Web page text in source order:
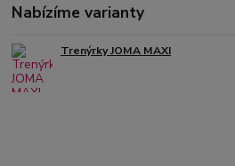
Nabízíme varianty
Trenýrky JOMA MAXI